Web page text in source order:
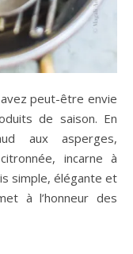
de saison. En
aux asperges,
incarne à
simple, élégante et
à l’honneur des